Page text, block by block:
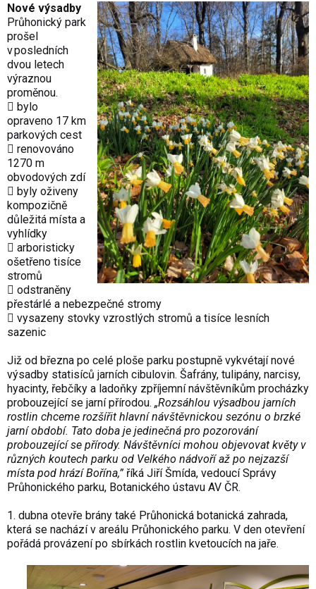
Nové výsadby
Průhonický park
prošel
v posledních
dvou letech
výraznou
proměnou.
 bylo
opraveno 17 km
parkových cest
 renovováno
1270 m
obvodových zdí
 byly oživeny
kompozičně
důležitá místa a
vyhlídky
 arboristicky
ošetřeno tisíce
stromů
 odstraněny
přestárlé a nebezpečné stromy
 vysazeny stovky vzrostlých stromů a tisíce lesních
sazenic
Již od března po celé ploše parku postupně vykvétají nové
výsadby statisíců jarních cibulovin. Šafrány, tulipány, narcisy,
hyacinty, řebčíky a ladoňky zpříjemní návštěvníkům procházky
probouzející se jarní přírodou. „Rozsáhlou výsadbou jarních
rostlin chceme rozšířit hlavní návštěvnickou sezónu o brzké
jarní období. Tato doba je jedinečná pro pozorování
probouzející se přírody. Návštěvníci mohou objevovat květy v
různých koutech parku od Velkého nádvoří až po nejzazší
místa pod hrází Bořína,” říká Jiří Šmída, vedoucí Správy
Průhonického parku, Botanického ústavu AV ČR.
1. dubna otevře brány také Průhonická botanická zahrada,
která se nachází v areálu Průhonického parku. V den otevření
pořádá provázení po sbírkách rostlin kvetoucích na jaře.